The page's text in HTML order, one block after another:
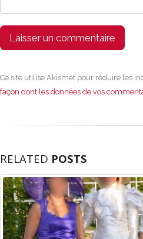
Ce site utilise Akismet pour réduire les
façon dont les données de vos
RELATED POSTS